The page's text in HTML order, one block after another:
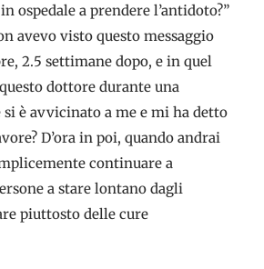
ospedale a prendere l’antidoto?”
avevo visto questo messaggio
2.5 settimane dopo, e in quel
dottore durante una
si è avvicinato a me e mi ha detto
D’ora in poi, quando andrai
continuare a
a stare lontano dagli
piuttosto delle cure